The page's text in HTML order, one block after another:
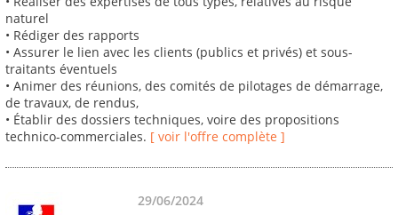
naturel
• Rédiger des rapports
• Assurer le lien avec les clients (publics et privés) et sous-
traitants éventuels
• Animer des réunions, des comités de pilotages de démarrage,
de travaux, de rendus,
• Établir des dossiers techniques, voire des propositions
technico-commerciales. [ voir l'offre complète ]
29/06/2024